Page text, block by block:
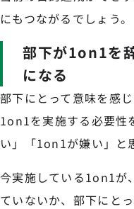
にもつながるでしょう。
部下が1on1を
になる
部下にとって意味を感
1on1を実施する必要性
い」「1on1が嫌い」と
今実施している1on1が
ていないか、部下にと